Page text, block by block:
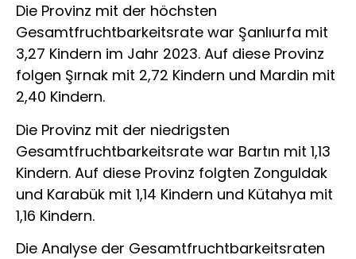
Die Provinz mit der höchsten
Gesamtfruchtbarkeitsrate war Şanlıurfa mit
3,27 Kindern im Jahr 2023. Auf diese Provinz
folgen Şırnak mit 2,72 Kindern und Mardin mit
2,40 Kindern.
Die Provinz mit der niedrigsten
Gesamtfruchtbarkeitsrate war Bartın mit 1,13
Kindern. Auf diese Provinz folgten Zonguldak
und Karabük mit 1,14 Kindern und Kütahya mit
1,16 Kindern.
Die Analyse der Gesamtfruchtbarkeitsraten